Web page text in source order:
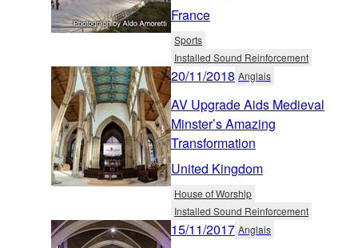
France
Sports
Installed Sound Reinforcement
20/11/2018 Anglais
AV Upgrade Aids Medieval
Minster’s Amazing
Transformation
United Kingdom
House of Worship
Installed Sound Reinforcement
15/11/2017 Anglais